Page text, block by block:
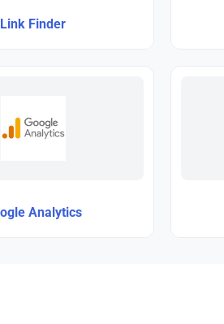
Link Finder
Analytics